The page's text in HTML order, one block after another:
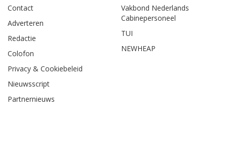
Contact
Adverteren
Redactie
Colofon
Privacy & Cookiebeleid
Nieuwsscript
Partnernieuws
Vakbond Nederlands
Cabinepersoneel
TUI
NEWHEAP